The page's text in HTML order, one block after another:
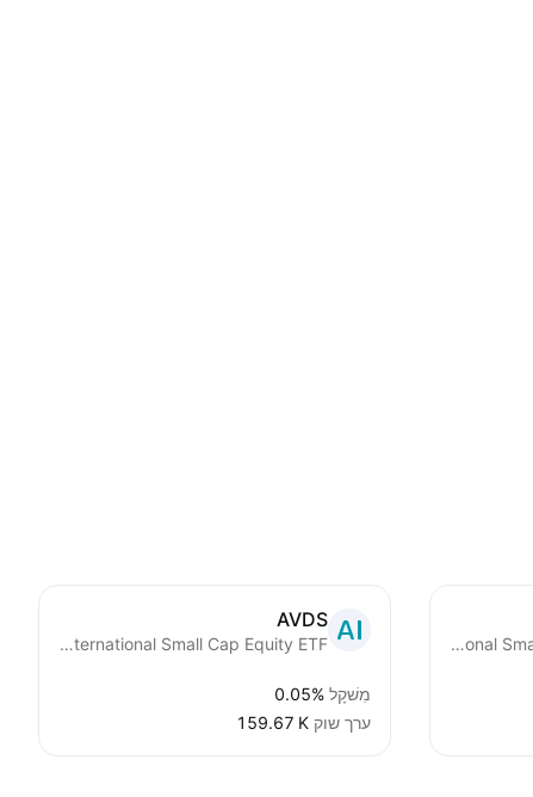
iShares International SmallCap Equity Factor ETF
AVDS
Avantis International Small Cap Equity ETF
מִשׁקָל 0.05%
ערך שוק ‪159.67 K‬